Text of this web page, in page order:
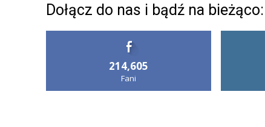
Dołącz do nas i bądź na bieżąco:
214,605
Fani